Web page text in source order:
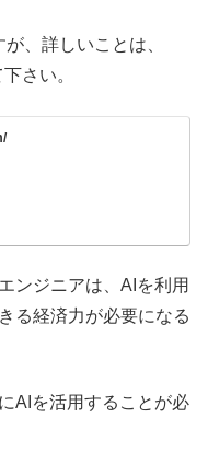
、詳しいことは、
さい。
ンジニアは、AIを利用
る経済力が必要になる
AIを活用することが必